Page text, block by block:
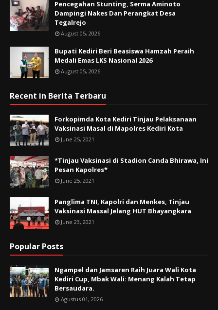
Pencegahan Stunting, Serma Aminoto
Dampingi Nakes Dan Perangkat Desa
Tegalrejo
August 05, 2026
Bupati Kediri Beri Beasiswa Hamzah Peraih
Medali Emas LKS Nasional 2026
August 05, 2026
Recent in Berita Terbaru
Forkopimda Kota Kediri Tinjau Pelaksanaan
Vaksinasi Masal di Mapolres Kediri Kota
June 25, 2021
*Tinjau Vaksinasi di Stadion Canda Bhirawa, Ini
Pesan Kapolres*
June 25, 2021
Panglima TNI, Kapolri dan Menkes, Tinjau
Vaksinasi Massal Jelang HUT Bhayangkara
June 23, 2021
Popular Posts
Ngampel dan Jamsaren Raih Juara Wali Kota
Kediri Cup, Mbak Wali: Menang Kalah Tetap
Bersaudara.
Agustus 01, 2026